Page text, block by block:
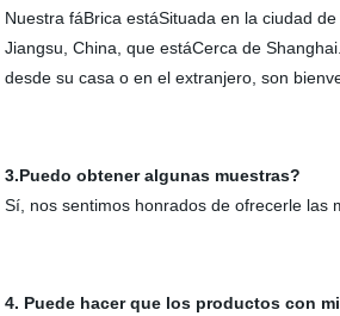
Nuestra fáBrica estáSituada en la ciudad
Jiangsu, China, que estáCerca de
desde su casa o en el extranjero, son
3.Puedo obtener algunas muestras?
Sí, nos sentimos honrados de ofrecerle las
4. Puede hacer que los productos con